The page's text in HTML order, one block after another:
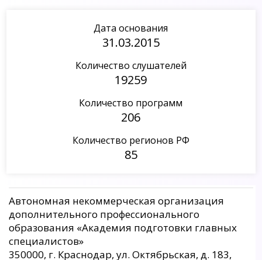
Дата основания
31.03.2015
Количество слушателей
19259
Количество программ
206
Количество регионов РФ
85
Автономная некоммерческая организация
дополнительного профессионального
образования «Академия подготовки главных
специалистов»
350000, г. Краснодар, ул. Октябрьская, д. 183,